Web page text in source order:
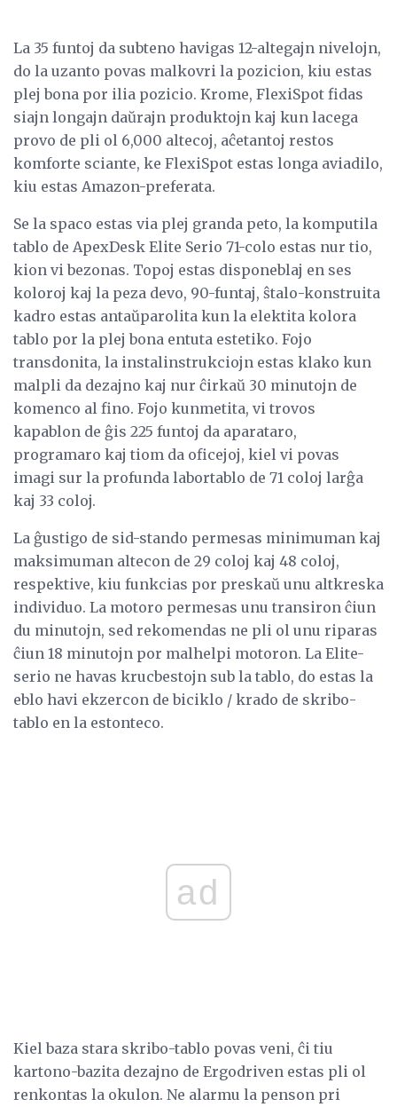
La 35 funtoj da subteno havigas 12-altegajn nivelojn,
do la uzanto povas malkovri la pozicion, kiu estas
plej bona por ilia pozicio. Krome, FlexiSpot fidas
siajn longajn daŭrajn produktojn kaj kun lacega
provo de pli ol 6,000 altecoj, aĉetantoj restos
komforte sciante, ke FlexiSpot estas longa aviadilo,
kiu estas Amazon-preferata.
Se la spaco estas via plej granda peto, la komputila
tablo de ApexDesk ​​Elite Serio 71-colo estas nur tio,
kion vi bezonas. Topoj estas disponeblaj en ses
koloroj kaj la peza devo, 90-funtaj, ŝtalo-konstruita
kadro estas antaŭparolita kun la elektita kolora
tablo por la plej bona entuta estetiko. Fojo
transdonita, la instalinstrukciojn estas klako kun
malpli da dezajno kaj nur ĉirkaŭ 30 minutojn de
komenco al fino. Fojo kunmetita, vi trovos
kapablon de ĝis 225 funtoj da aparataro,
programaro kaj tiom da oficejoj, kiel vi povas
imagi sur la profunda labortablo de 71 coloj larĝa
kaj 33 coloj.
La ĝustigo de sid-stando permesas minimuman kaj
maksimuman altecon de 29 coloj kaj 48 coloj,
respektive, kiu funkcias por preskaŭ unu altkreska
individuo. La motoro permesas unu transiron ĉiun
du minutojn, sed rekomendas ne pli ol unu riparas
ĉiun 18 minutojn por malhelpi motoron. La Elite-
serio ne havas krucbestojn sub la tablo, do estas la
eblo havi ekzercon de biciklo / krado de skribo-
tablo en la estonteco.
ad
Kiel baza stara skribo-tablo povas veni, ĉi tiu
kartono-bazita dezajno de Ergodriven estas pli ol
renkontas la okulon. Ne alarmu la penson pri